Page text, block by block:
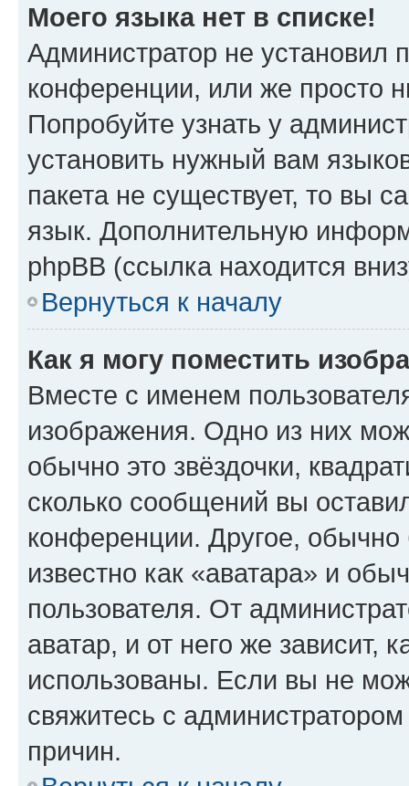
Моего языка нет в списке!
Администратор не установил
конференции, или же просто
Попробуйте узнать у
установить нужный вам
пакета не существует, то вы
язык. Дополнительную
phpBB (ссылка находится
Вернуться к началу
Как я могу поместить
Вместе с именем
изображения. Одно из них
обычно это звёздочки,
сколько сообщений вы
конференции. Другое,
известно как «аватара» и
пользователя. От
аватар, и от него же зависит,
использованы. Если вы не
свяжитесь с
причин.